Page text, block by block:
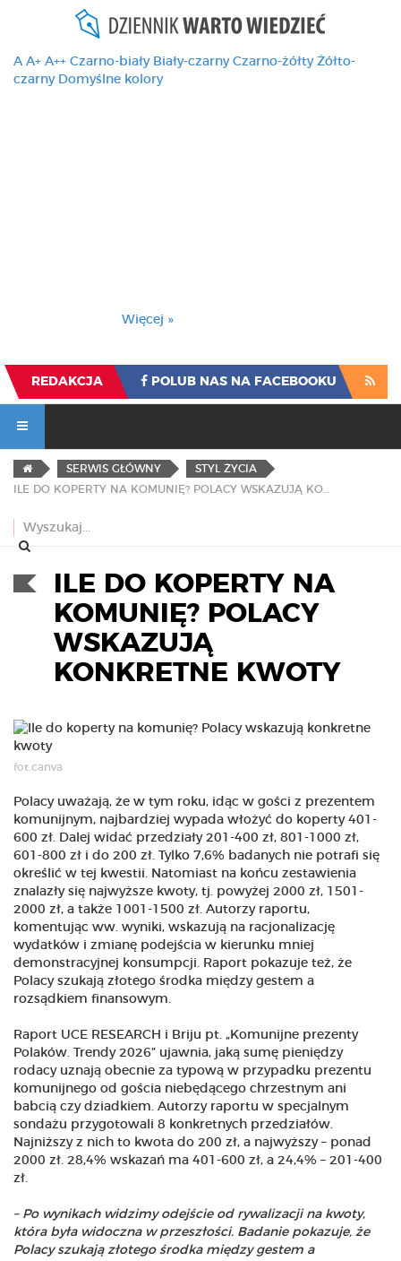
A A+ A++ Czarno-biały Biały-czarny Czarno-żółty Żółto-
czarny Domyślne kolory
Więcej »
REDAKCJA POLUB NAS NA FACEBOOKU
SERWIS GŁÓWNY
STYL ŻYCIA
ILE DO KOPERTY NA
KOMUNIĘ? POLACY
WSKAZUJĄ
KONKRETNE KWOTY
fot.canva
Polacy uważają, że w tym roku, idąc w gości z prezentem
komunijnym, najbardziej wypada włożyć do koperty 401-
600 zł. Dalej widać przedziały 201-400 zł, 801-1000 zł,
601-800 zł i do 200 zł. Tylko 7,6% badanych nie potrafi się
określić w tej kwestii. Natomiast na końcu zestawienia
znalazły się najwyższe kwoty, tj. powyżej 2000 zł, 1501-
2000 zł, a także 1001-1500 zł. Autorzy raportu,
komentując ww. wyniki, wskazują na racjonalizację
wydatków i zmianę podejścia w kierunku mniej
demonstracyjnej konsumpcji. Raport pokazuje też, że
Polacy szukają złotego środka między gestem a
rozsądkiem finansowym.
Raport UCE RESEARCH i Briju pt. „Komunijne prezenty
Polaków. Trendy 2026” ujawnia, jaką sumę pieniędzy
rodacy uznają obecnie za typową w przypadku prezentu
komunijnego od gościa niebędącego chrzestnym ani
babcią czy dziadkiem. Autorzy raportu w specjalnym
sondażu przygotowali 8 konkretnych przedziałów.
Najniższy z nich to kwota do 200 zł, a najwyższy – ponad
2000 zł. 28,4% wskazań ma 401-600 zł, a 24,4% – 201-400
zł.
– Po wynikach widzimy odejście od rywalizacji na kwoty,
która była widoczna w przeszłości. Badanie pokazuje, że
Polacy szukają złotego środka między gestem a